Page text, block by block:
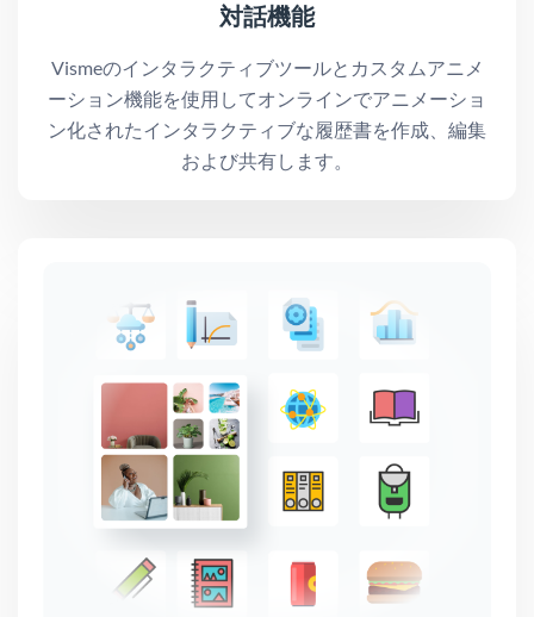
対話機能
Vismeのインタラクティブツールとカスタムアニメ
ーション機能を使用してオンラインでアニメーショ
ン化されたインタラクティブな履歴書を作成、編集
および共有します。